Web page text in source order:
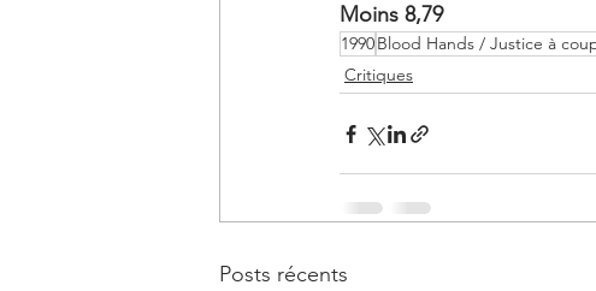
Moins 8,79
1990Blood Hands / Justice à
Critiques
Posts récents